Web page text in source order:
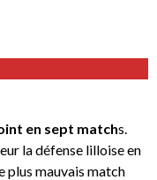
en sept matchs.
la défense lilloise en
plus mauvais match